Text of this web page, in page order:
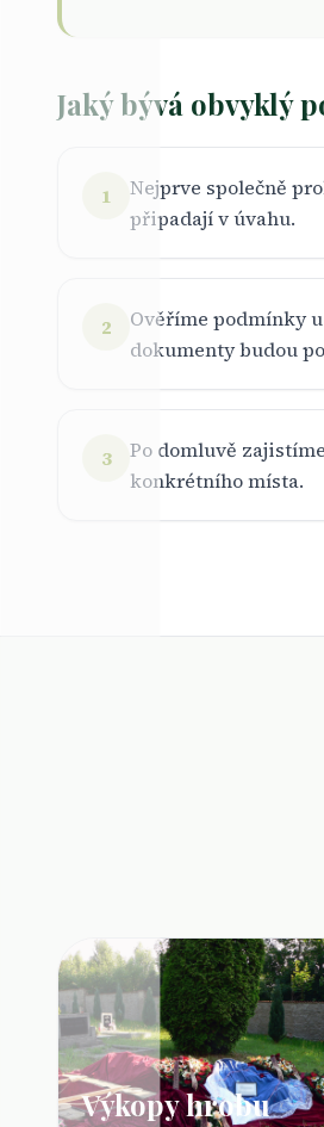
Jaký bývá obvyklý
1
Nejprve společně
připadají v úvahu.
2
Ověříme podmínky
dokumenty budou
3
Po domluvě
konkrétního místa.
Výkopy hrobu